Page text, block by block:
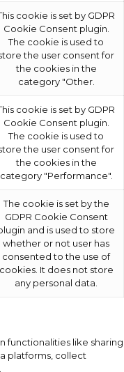
cookie is set by GDPR
Cookie Consent plugin.
The cookie is used to
the user consent for
the cookies in the
category "Other.
cookie is set by GDPR
Cookie Consent plugin.
The cookie is used to
the user consent for
the cookies in the
category "Performance".
The cookie is set by the
GDPR Cookie Consent
and is used to store
whether or not user has
consented to the use of
cookies. It does not store
any personal data.
functionalities like sharing
platforms, collect